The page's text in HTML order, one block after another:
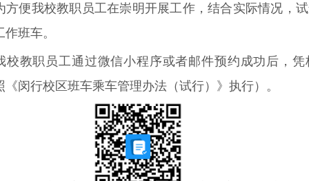
方便我校教职员工在崇明开展工作，结合实际情况，
班车。
校教职员工通过微信小程序或者邮件预约成功后，
《闵行校区班车乘车管理办法（试行）》执行）。